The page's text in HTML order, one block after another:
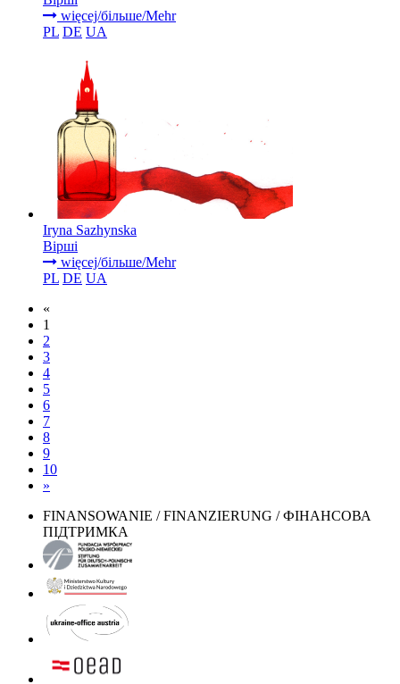
więcej/більше/Mehr
PL DE UA
Iryna Sazhynska
Вірші
więcej/більше/Mehr
PL DE UA
«
1
2
3
4
5
6
7
8
9
10
»
FINANSOWANIE / FINANZIERUNG / ФІНАНСОВА
ПІДТРИМКА